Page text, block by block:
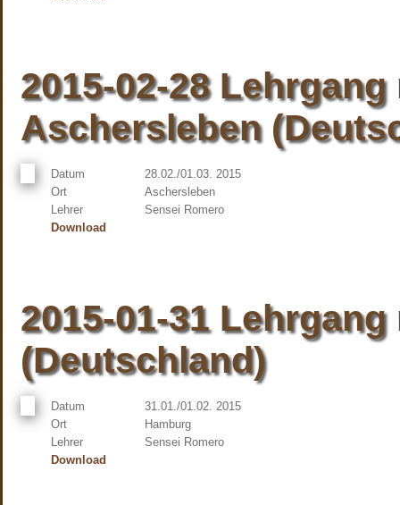
2015-02-28
Aschersleben
Datum
28.02./01.03. 2015
Ort
Aschersleben
Lehrer
Sensei Romero
Download
2015-01-31
(Deutschland)
Datum
31.01./01.02. 2015
Ort
Hamburg
Lehrer
Sensei Romero
Download